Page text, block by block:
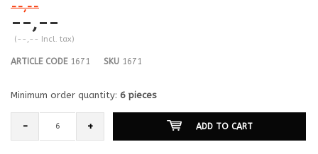
--,--
--,--
(--,-- Incl. tax)
ARTICLE CODE1671 SKU 1671
Minimum order quantity: 6 pieces
- + ADD TO CART